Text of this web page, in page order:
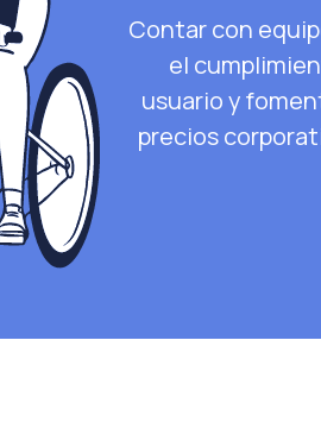
Contar con
el
usuario y
precios